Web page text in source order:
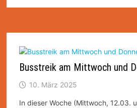
Busstreik am Mittwoch und
10. März 2025
In dieser Woche (Mittwoch, 12.03.